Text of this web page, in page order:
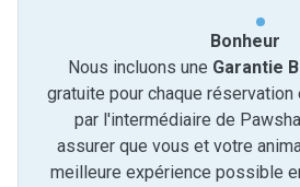
Bonheur
Nous incluons une Garantie
gratuite pour chaque
par l'intermédiaire de
assurer que vous et votre
meilleure expérience possible